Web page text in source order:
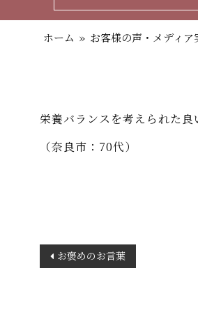
ホーム » お客様の声・メディア
栄養バランスを考えられた
（奈良市：70代）
稿
お褒めのお言葉